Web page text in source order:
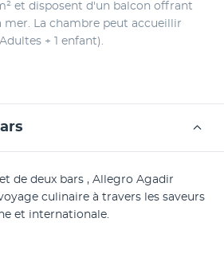
et disposent d'un balcon offrant
mer. La chambre peut accueillir
+ 1 enfant).
de deux bars , Allegro Agadir
culinaire à travers les saveurs
et internationale.